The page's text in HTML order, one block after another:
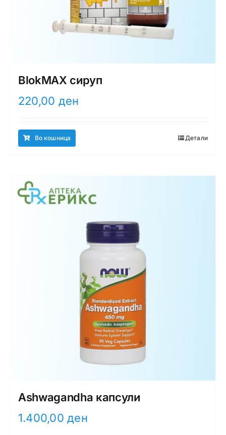
BlokMAX сируп
220,00 ден
Во кошница Детали
Ashwagandha капсули
1.400,00ден